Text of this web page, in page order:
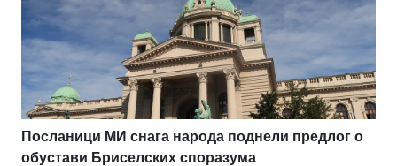
Посланици МИ снага народа поднели предлог о
обустави Бриселских споразума